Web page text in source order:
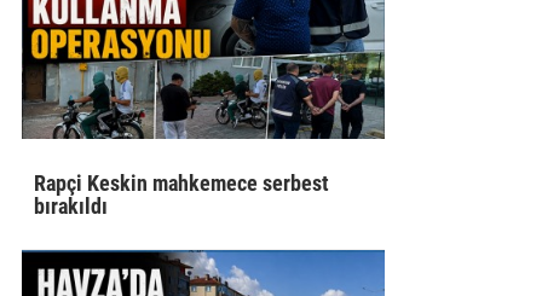
Rapçi Keskin mahkemece serbest
bırakıldı